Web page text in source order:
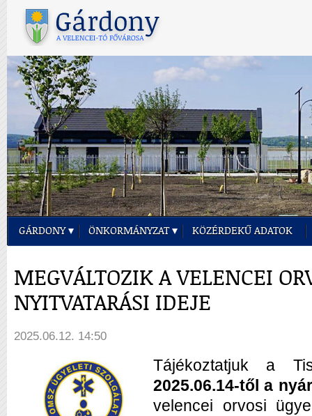
GÁRDONY ÖNKORMÁNYZAT KÖZÉRDEKŰ ADATOK
MEGVÁLTOZIK A VELENCEI
NYITVATARÁSI IDEJE
2025.06.12. 14:50
Tájékoztatjuk a
2025.06.14-től a
velencei orvosi